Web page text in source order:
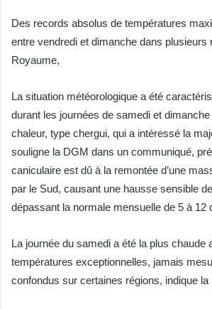
Des records absolus de températures
entre vendredi et dimanche dans plusieurs
Royaume,
La situation météorologique a été
durant les journées de samedi et
chaleur, type chergui, qui a intéressé la
souligne la DGM dans un communiqué,
caniculaire est dû à la remontée d’une
par le Sud, causant une hausse sensible
dépassant la normale mensuelle de 5 à 12
La journée du samedi a été la plus chaude
températures exceptionnelles, jamais
confondus sur certaines régions, indique la